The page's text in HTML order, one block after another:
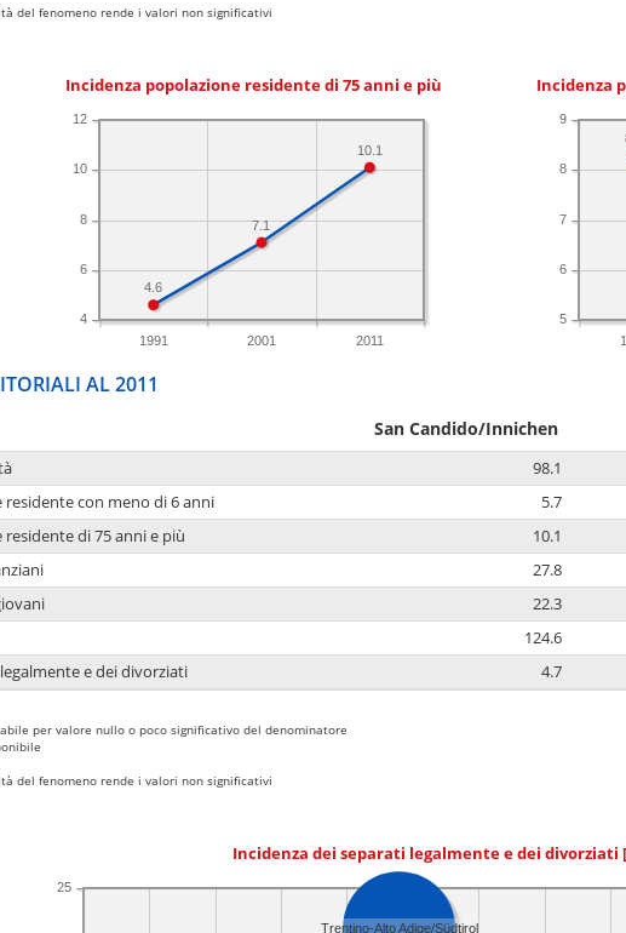
del fenomeno rende i valori non significativi
Incidenza popolazione residente di 75 anni e più
1991 2001 2011
4
6
8
10
12
10.1
7.1
4.6
Incidenza
5
6
7
8
9
AL 2011
San Candido/Innichen
98.1
con meno di 6 anni
5.7
di 75 anni e più
10.1
27.8
22.3
124.6
e dei divorziati
4.7
per valore nullo o poco significativo del denominatore
del fenomeno rende i valori non significativi
Incidenza dei separati legalmente e dei divorziati
25
Trentino-Alto Adige/Südtirol